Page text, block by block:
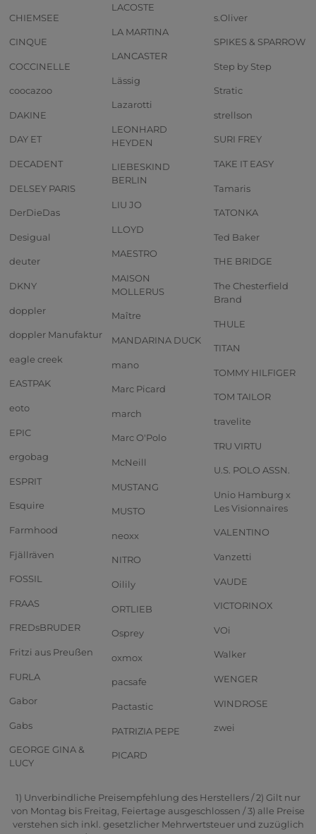
CHIEMSEE
CINQUE
COCCINELLE
coocazoo
DAKINE
DAY ET
DECADENT
DELSEY PARIS
DerDieDas
Desigual
deuter
DKNY
doppler
doppler Manufaktur
eagle creek
EASTPAK
eoto
EPIC
ergobag
ESPRIT
Esquire
Farmhood
Fjällräven
FOSSIL
FRAAS
FREDsBRUDER
Fritzi aus Preußen
FURLA
Gabor
Gabs
GEORGE GINA &
LUCY
LACOSTE
LA MARTINA
LANCASTER
Lässig
Lazarotti
LEONHARD
HEYDEN
LIEBESKIND
BERLIN
LIU JO
LLOYD
MAESTRO
MAISON
MOLLERUS
Maître
MANDARINA DUCK
mano
Marc Picard
march
Marc O'Polo
McNeill
MUSTANG
MUSTO
neoxx
NITRO
Oilily
ORTLIEB
Osprey
oxmox
pacsafe
Pactastic
PATRIZIA PEPE
PICARD
s.Oliver
SPIKES & SPARROW
Step by Step
Stratic
strellson
SURI FREY
TAKE IT EASY
Tamaris
TATONKA
Ted Baker
THE BRIDGE
The Chesterfield
Brand
THULE
TITAN
TOMMY HILFIGER
TOM TAILOR
travelite
TRU VIRTU
U.S. POLO ASSN.
Unio Hamburg x
Les Visionnaires
VALENTINO
Vanzetti
VAUDE
VICTORINOX
VOi
Walker
WENGER
WINDROSE
zwei
1) Unverbindliche Preisempfehlung des Herstellers / 2) Gilt nur
von Montag bis Freitag, Feiertage ausgeschlossen / 3) alle Preise
verstehen sich inkl. gesetzlicher Mehrwertsteuer und zuzüglich